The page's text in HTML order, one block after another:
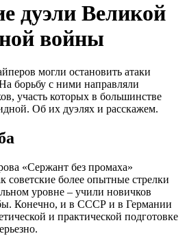
дуэли Великой
войны
могли остановить атаки
борьбу с ними направляли
участь которых в большинстве
Об их дуэлях и расскажем.
«Сержант без промаха»
советские более опытные стрелки
уровне – учили новичков
Конечно, и в СССР и в Германии
и практической подготовке